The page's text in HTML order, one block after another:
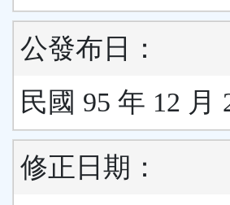
公發布日：
民國 95 年 12 月
修正日期：